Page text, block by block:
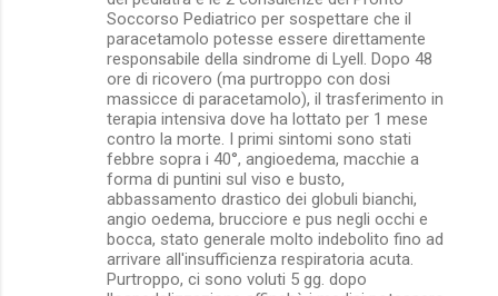
Soccorso Pediatrico per sospettare che il
paracetamolo potesse essere direttamente
responsabile della sindrome di Lyell. Dopo 48
ore di ricovero (ma purtroppo con dosi
massicce di paracetamolo), il trasferimento in
terapia intensiva dove ha lottato per 1 mese
contro la morte. I primi sintomi sono stati
febbre sopra i 40°, angioedema, macchie a
forma di puntini sul viso e busto,
abbassamento drastico dei globuli bianchi,
angio oedema, brucciore e pus negli occhi e
bocca, stato generale molto indebolito fino ad
arrivare all'insufficienza respiratoria acuta.
Purtroppo, ci sono voluti 5 gg. dopo